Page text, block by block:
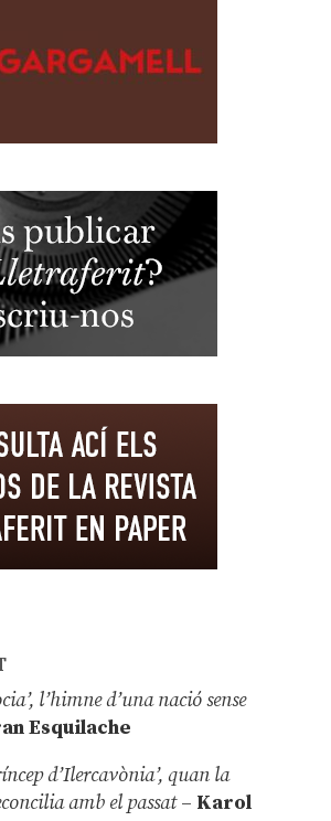
l’himne d’una nació sense
Esquilache
d’Ilercavònia’, quan la
amb el passat– Karol